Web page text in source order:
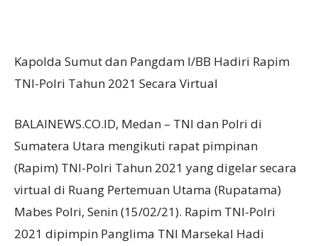
Kapolda Sumut dan Pangdam I/BB Hadiri Rapim
TNI-Polri Tahun 2021 Secara Virtual
BALAINEWS.CO.ID, Medan – TNI dan Polri di
Sumatera Utara mengikuti rapat pimpinan
(Rapim) TNI-Polri Tahun 2021 yang digelar secara
virtual di Ruang Pertemuan Utama (Rupatama)
Mabes Polri, Senin (15/02/21). Rapim TNI-Polri
2021 dipimpin Panglima TNI Marsekal Hadi